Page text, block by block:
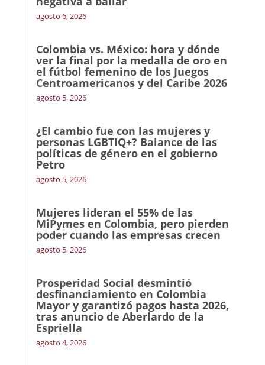
agosto 6, 2026
Colombia vs. México: hora y dónde
ver la final por la medalla de oro en
el fútbol femenino de los Juegos
Centroamericanos y del Caribe 2026
agosto 5, 2026
¿El cambio fue con las mujeres y
personas LGBTIQ+? Balance de las
políticas de género en el gobierno
Petro
agosto 5, 2026
Mujeres lideran el 55% de las
MiPymes en Colombia, pero pierden
poder cuando las empresas crecen
agosto 5, 2026
Prosperidad Social desmintió
desfinanciamiento en Colombia
Mayor y garantizó pagos hasta 2026,
tras anuncio de Aberlardo de la
Espriella
agosto 4, 2026